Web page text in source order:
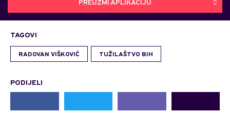
PREUZMI APLIKACIJU
TAGOVI
RADOVAN VIŠKOVIĆ TUŽILAŠTVO BIH
PODIJELI